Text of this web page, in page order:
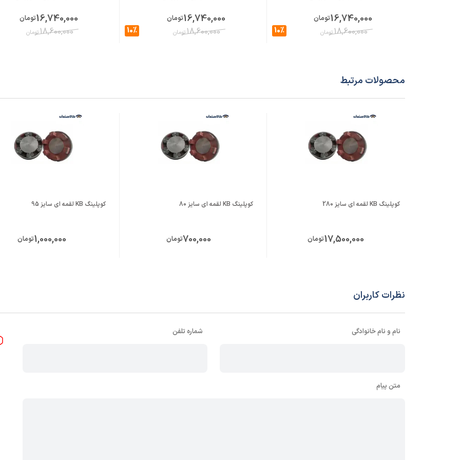
16,740,000تومان
18,600,000تومان 10%
16,740,000تومان
18,600,000تومان 10%
16,740,000تومان
18,600,000تومان
محصولات مرتبط
کوپلینگ KB لقمه ای سایز 280
17,500,000تومان
کوپلینگ KB لقمه ای سایز 80
700,000تومان
کوپلینگ KB لقمه ای سایز 95
1,000,000تومان
نظرات کاربران
نام و نام خانوادگی شماره تلفن
متن پیام